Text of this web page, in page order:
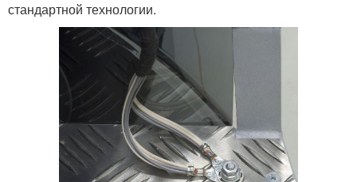
стандартной технологии.